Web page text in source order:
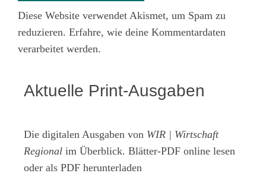
Diese Website verwendet Akismet, um Spam zu
reduzieren. Erfahre, wie deine Kommentardaten
verarbeitet werden.
Aktuelle Print-Ausgaben
Die digitalen Ausgaben von WIR | Wirtschaft
Regional im Überblick. Blätter-PDF online lesen
oder als PDF herunterladen